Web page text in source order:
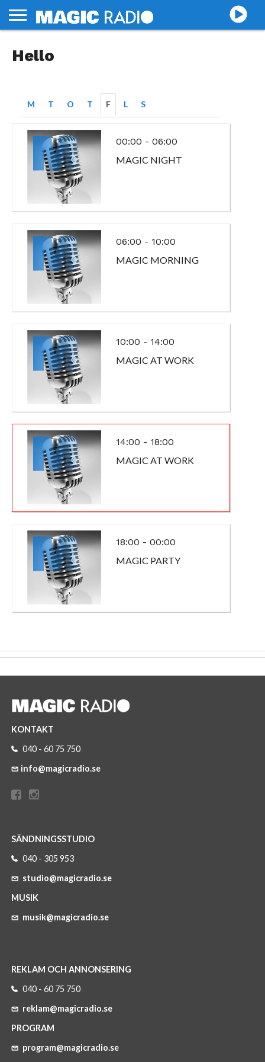
PROGRAMTABLÅ
TÄVLINGAR
ANNONSERA
PRODUKTION
LYSSNA
LIVE
Hello
M T O T F L S
00:00 - 06:00
MAGIC NIGHT
06:00 - 10:00
MAGIC MORNING
10:00 - 14:00
MAGIC AT WORK
14:00 - 18:00
MAGIC AT WORK
18:00 - 00:00
MAGIC PARTY
KONTAKT
040 - 60 75 750
info@magicradio.se
SÄNDNINGSSTUDIO
040 - 305 953
studio@magicradio.se
MUSIK
musik@magicradio.se
REKLAM OCH ANNONSERING
040 - 60 75 750
reklam@magicradio.se
PROGRAM
program@magicradio.se